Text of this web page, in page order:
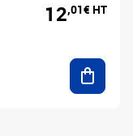
12,01€ HT